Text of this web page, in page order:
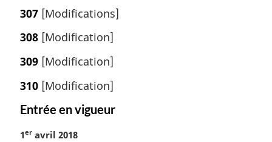
307 [Modifications]
308 [Modification]
309 [Modification]
310 [Modification]
Entrée en vigueur
N
1er avril 2018